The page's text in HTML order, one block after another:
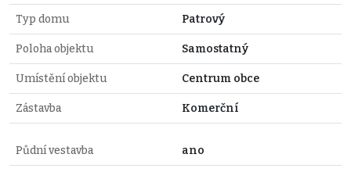
Typ domu Patrový
Poloha objektu Samostatný
Umístění objektu Centrum obce
Zástavba Komerční
Půdní vestavba ano